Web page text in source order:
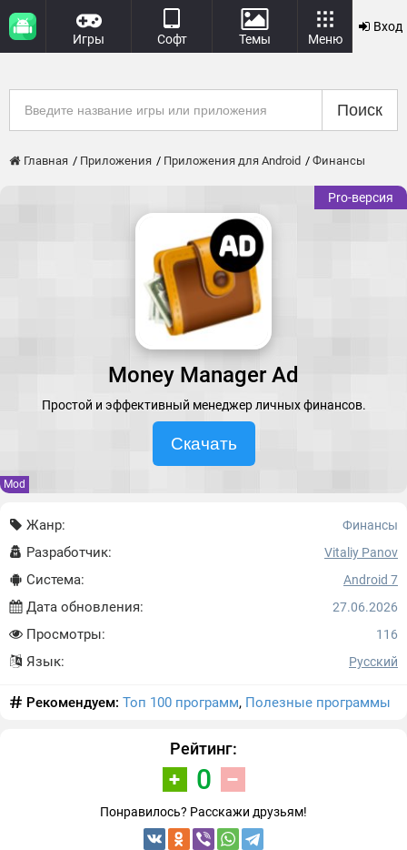
Игры Софт Темы Меню
Вход
Поиск
Главная Приложения Приложения для Android Финансы
Pro-версия
Money Manager Ad
Простой и эффективный менеджер личных финансов.
Скачать
Mod
Жанр: Финансы
Разработчик: Vitaliy Panov
Система: Android 7
Дата обновления: 27.06.2026
Просмотры: 116
Язык: Русский
Рекомендуем: Топ 100 программ, Полезные программы
Рейтинг:
0
Понравилось? Расскажи друзьям!